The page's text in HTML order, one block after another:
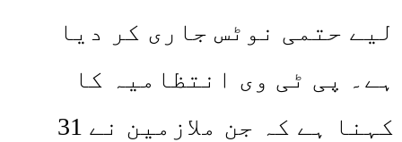
لیے حتمی نوٹس جاری کر دیا
ہے۔ پی ٹی وی انتظامیہ کا
کہنا ہے کہ جن ملازمین نے 31